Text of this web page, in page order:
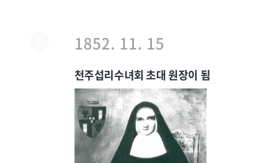
1852. 11. 15
천주섭리수녀회 초대 원장이 됨